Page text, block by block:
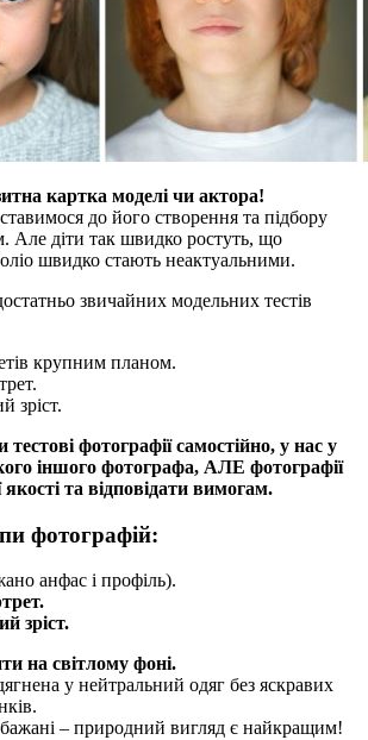
картка моделі чи актора!
до його створення та підбору
Але діти так швидко ростуть, що
швидко стають неактуальними.
звичайних модельних тестів
крупним планом.
зріст.
фотографії самостійно, у нас у
іншого фотографа, АЛЕ фотографії
та відповідати вимогам.
фотографій:
анфас і профіль).
зріст.
на світлому фоні.
у нейтральний одяг без яскравих
– природний вигляд є найкращим!